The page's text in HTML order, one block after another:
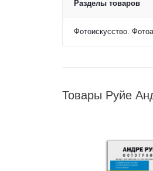
Разделы товаров
Фотоискусство.
Товары Руйе